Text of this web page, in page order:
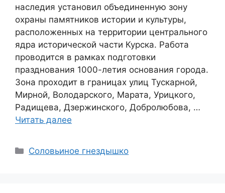
наследия установил объединенную зону
охраны памятников истории и культуры,
расположенных на территории центрального
ядра исторической части Курска. Работа
проводится в рамках подготовки
празднования 1000-летия основания города.
Зона проходит в границах улиц Тускарной,
Мирной, Володарского, Марата, Урицкого,
Радищева, Дзержинского, Добролюбова, …
Читать далее
Соловьиное гнездышко